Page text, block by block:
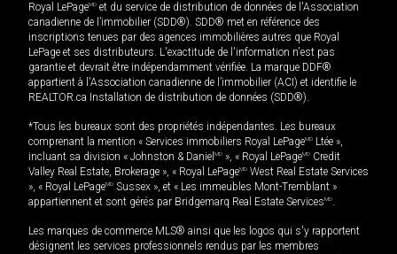
Royal LePageMD et du service de distribution de données de l'Association
canadienne de l’immobilier (SDD®). SDD® met en référence des
inscriptions tenues par des agences immobilières autres que Royal
LePage et ses distributeurs. L'exactitude de l'information n'est pas
garantie et devrait être indépendamment vérifiée. La marque DDF®
appartient à l'Association canadienne de l’immobilier (ACI) et identifie le
REALTOR.ca Installation de distribution de données (SDD®).
*Tous les bureaux sont des propriétés indépendantes. Les bureaux
comprenant la mention « Services immobiliers Royal LePageMD Ltée »,
incluant sa division « Johnston & Daniel MD », « Royal LePageMD Credit
Valley Real Estate, Brokerage », « Royal LePageMD West Real Estate Services
», « Royal LePageMD Sussex », et « Les immeubles Mont-Tremblant »
appartiennent et sont gérés par Bridgemarq Real Estate ServicesMD.
Les marques de commerce MLS® ainsi que les logos qui s'y rapportent
désignent les services professionnels rendus par les membres